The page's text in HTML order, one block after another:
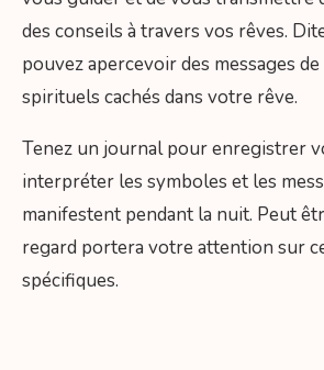
des conseils à travers vos rêves.
pouvez apercevoir des messages
spirituels cachés dans votre rêve.
Tenez un journal pour enregistrer
interpréter les symboles et les
manifestent pendant la nuit. Peut
regard portera votre attention sur
spécifiques.